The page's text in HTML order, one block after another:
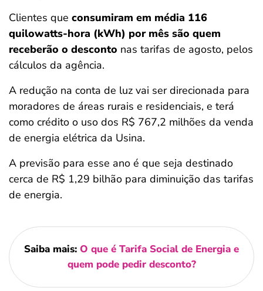
Clientes que consumiram em média 116
quilowatts-hora (kWh) por mês são quem
receberão o desconto nas tarifas de agosto, pelos
cálculos da agência.
A redução na conta de luz vai ser direcionada para
moradores de áreas rurais e residenciais, e terá
como crédito o uso dos R$ 767,2 milhões da venda
de energia elétrica da Usina.
A previsão para esse ano é que seja destinado
cerca de R$ 1,29 bilhão para diminuição das tarifas
de energia.
Saiba mais: O que é Tarifa Social de Energia e
quem pode pedir desconto?